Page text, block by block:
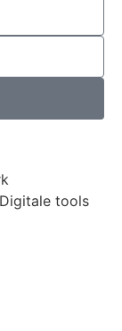
Digitale tools